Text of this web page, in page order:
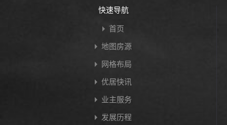
快速导航
首页
地图房源
网格布局
优居快讯
业主服务
发展历程